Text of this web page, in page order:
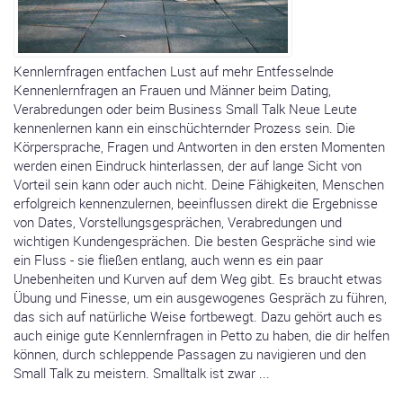
Kennlernfragen entfachen Lust auf mehr Entfesselnde
Kennenlernfragen an Frauen und Männer beim Dating,
Verabredungen oder beim Business Small Talk Neue Leute
kennenlernen kann ein einschüchternder Prozess sein. Die
Körpersprache, Fragen und Antworten in den ersten Momenten
werden einen Eindruck hinterlassen, der auf lange Sicht von
Vorteil sein kann oder auch nicht. Deine Fähigkeiten, Menschen
erfolgreich kennenzulernen, beeinflussen direkt die Ergebnisse
von Dates, Vorstellungsgesprächen, Verabredungen und
wichtigen Kundengesprächen. Die besten Gespräche sind wie
ein Fluss - sie fließen entlang, auch wenn es ein paar
Unebenheiten und Kurven auf dem Weg gibt. Es braucht etwas
Übung und Finesse, um ein ausgewogenes Gespräch zu führen,
das sich auf natürliche Weise fortbewegt. Dazu gehört auch es
auch einige gute Kennlernfragen in Petto zu haben, die dir helfen
können, durch schleppende Passagen zu navigieren und den
Small Talk zu meistern. Smalltalk ist zwar ...